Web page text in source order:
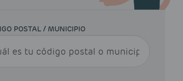
POSTAL / MUNICIPIO